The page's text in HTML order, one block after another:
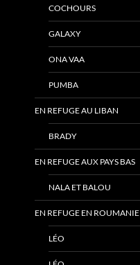
COCHOURS
GALAXY
ONA VAA
PUMBA
EN REFUGE AU LIBAN
BRADY
EN REFUGE AUX PAYS BAS
NALA ET BALOU
EN REFUGE EN ROUMANIE
LÉO